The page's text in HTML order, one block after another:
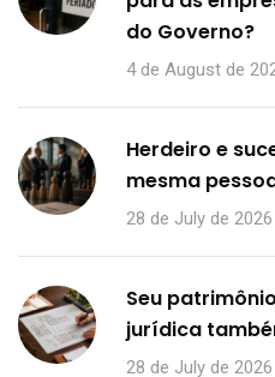
do Governo?
4 de August de
Herdeiro e
mesma
28 de July de 2026
Seu
jurídica
28 de July de 2026